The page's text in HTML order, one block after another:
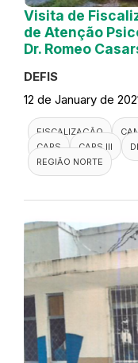
Visita de
de Atenção
Dr. Romeo
DEFIS
12 de January de
FISCALIZAÇÃO
CAPS
CAPS III
REGIÃO NORTE